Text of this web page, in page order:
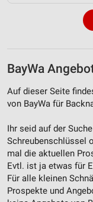
BayWa
Auf dieser Seite
von BayWa für
Ihr seid auf der
Schreubenschlüssel
mal die aktuellen
Evtl. ist ja etwas für
Für alle kleinen
Prospekte und
Verwendung
Nicht-IAB-
Notwendig
Funktional
Werbung